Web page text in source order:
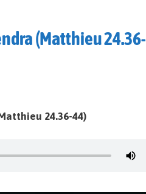
(Matthieu 24.36-
24.36-44)